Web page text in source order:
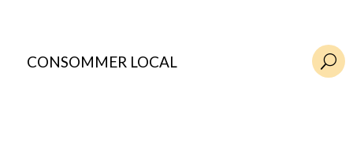
CONSOMMER LOCAL U